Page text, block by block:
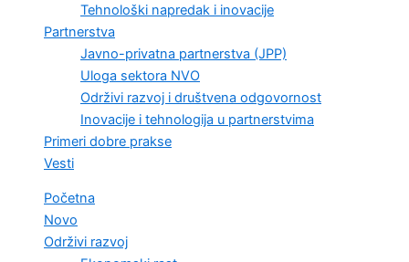
Tehnološki napredak i inovacije
Partnerstva
Javno-privatna partnerstva (JPP)
Uloga sektora NVO
Održivi razvoj i društvena odgovornost
Inovacije i tehnologija u partnerstvima
Primeri dobre prakse
Vesti
Početna
Novo
Održivi razvoj